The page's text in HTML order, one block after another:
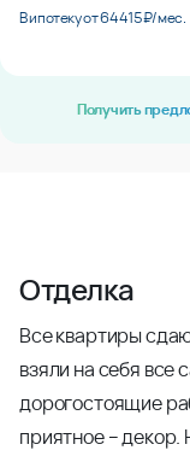
В ипотеку от 64 415 ₽/мес.
Получить
Отделка
Все квартиры
взяли на себя
дорогостоящие
приятное –